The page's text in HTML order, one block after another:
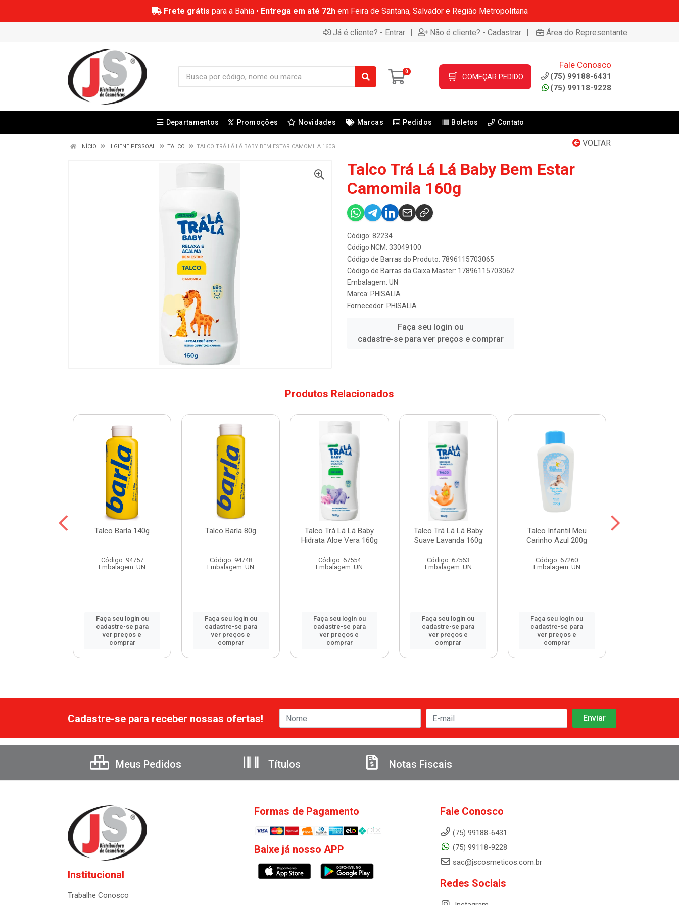
Frete grátis para a Bahia • Entrega em até 72hem Feira de Santana, Salvador e Região Metropolitana
Já é cliente? - Entrar | Não é cliente? - Cadastrar | Área do Representante
0 🛒 COMEÇAR PEDIDO
Fale Conosco
(75) 99188-6431
(75) 99118-9228
Departamentos Promoções Novidades Marcas Pedidos Boletos Contato
VOLTAR
INÍCIO HIGIENE PESSOAL TALCO TALCO TRÁ LÁ LÁ BABY BEM ESTAR CAMOMILA 160G
Talco Trá Lá Lá Baby Bem Estar
Camomila 160g
Código: 82234
Código NCM: 33049100
Código de Barras do Produto: 7896115703065
Código de Barras da Caixa Master: 17896115703062
Embalagem: UN
Marca: PHISALIA
Fornecedor: PHISALIA
Faça seu login ou
cadastre-se para ver preços e comprar
Produtos Relacionados
Talco Barla 140g
Código: 94757
Embalagem: UN
Faça seu login ou
cadastre-se para
ver preços e
comprar
Talco Barla 80g
Código: 94748
Embalagem: UN
Faça seu login ou
cadastre-se para
ver preços e
comprar
Talco Trá Lá Lá Baby
Hidrata Aloe Vera 160g
Código: 67554
Embalagem: UN
Faça seu login ou
cadastre-se para
ver preços e
comprar
Talco Trá Lá Lá Baby
Suave Lavanda 160g
Código: 67563
Embalagem: UN
Faça seu login ou
cadastre-se para
ver preços e
comprar
Talco Infantil Meu
Carinho Azul 200g
Código: 67260
Embalagem: UN
Faça seu login ou
cadastre-se para
ver preços e
comprar
Cadastre-se para receber nossas ofertas!
Meus Pedidos Títulos Notas Fiscais
Institucional
Trabalhe Conosco
Formas de Pagamento
Baixe já nosso APP
Fale Conosco
(75) 99188-6431
(75) 99118-9228
sac@jscosmeticos.com.br
Redes Sociais